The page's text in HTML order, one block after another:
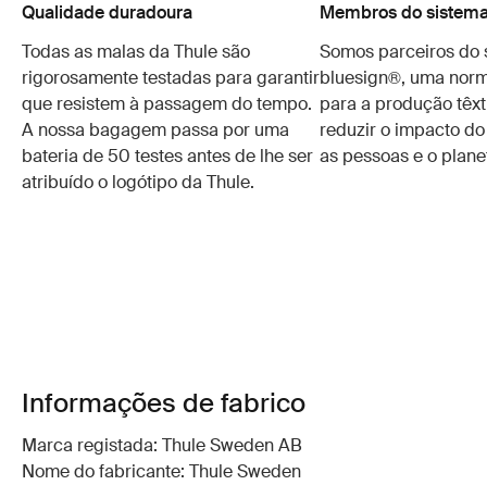
Qualidade duradoura
Todas as malas da Thule são
rigorosamente testadas para garantir
que resistem à passagem do tempo.
A nossa bagagem passa por uma
bateria de 50 testes antes de lhe ser
atribuído o logótipo da Thule.
Membros do
Somos parceiros do
bluesign®, uma
para a produção
reduzir o impacto
as pessoas e o
Informações de fabrico
Marca registada: Thule Sweden AB
Nome do fabricante: Thule Sweden